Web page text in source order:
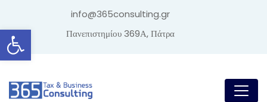
Ανοίξτε τη γραμμή εργαλείων
info@365consulting.gr
Πανεπιστημίου 369Α, Πάτρα